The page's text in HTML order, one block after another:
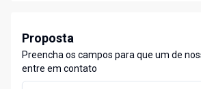
Proposta
Preencha os campos para que um de
entre em contato